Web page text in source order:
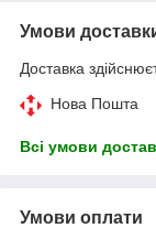
Умови
Доставка
Нова Пошта
Всі умови
Умови оплати